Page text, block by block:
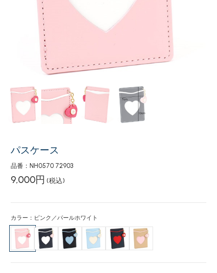
パスケース
品番：NH0570 72903
9,000円 (税込)
カラー：ピンク／パールホワイト